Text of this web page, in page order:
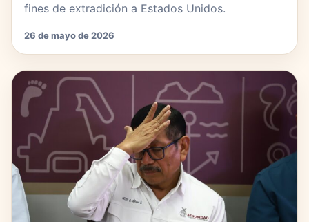
fines de extradición a Estados Unidos.
26 de mayo de 2026